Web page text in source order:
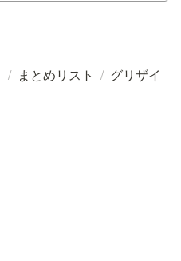
/ まとめリスト / グリザイ